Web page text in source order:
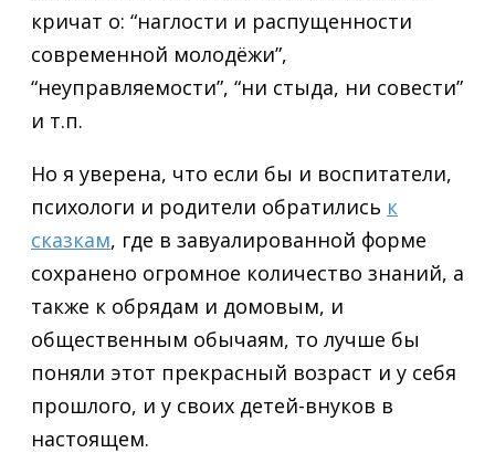
кричат о: “наглости и распущенности
современной молодёжи”,
“неуправляемости”, “ни стыда, ни совести”
и т.п.
Но я уверена, что если бы и воспитатели,
психологи и родители обратились к
сказкам, где в завуалированной форме
сохранено огромное количество знаний, а
также к обрядам и домовым, и
общественным обычаям, то лучше бы
поняли этот прекрасный возраст и у себя
прошлого, и у своих детей-внуков в
настоящем.